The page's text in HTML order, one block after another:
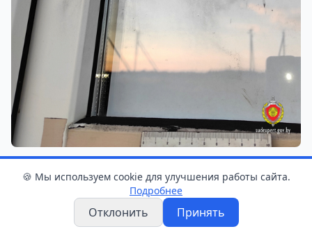
Фото: ГКСЭ
Уже в этот же день при проверке с
🍪 Мы используем cookie для улучшения работы сайта.
Подробнее
Отклонить Принять